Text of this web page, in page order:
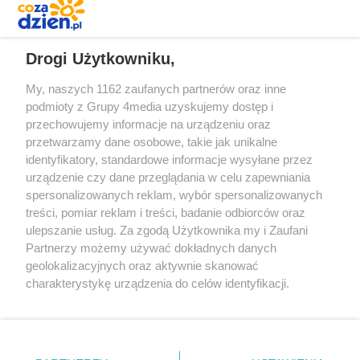
Redakcja Reklama Prywatność
Praca Łódź
the:protocol
Drogi Użytkowniku,
My, naszych 1162 zaufanych partnerów oraz inne
podmioty z Grupy 4media uzyskujemy dostęp i
przechowujemy informacje na urządzeniu oraz
przetwarzamy dane osobowe, takie jak unikalne
identyfikatory, standardowe informacje wysyłane przez
urządzenie czy dane przeglądania w celu zapewniania
spersonalizowanych reklam, wybór spersonalizowanych
treści, pomiar reklam i treści, badanie odbiorców oraz
ulepszanie usług. Za zgodą Użytkownika my i Zaufani
Partnerzy możemy używać dokładnych danych
geolokalizacyjnych oraz aktywnie skanować
charakterystykę urządzenia do celów identyfikacji.
zmienić/wycofać klikając przycisk ustawień prywatności